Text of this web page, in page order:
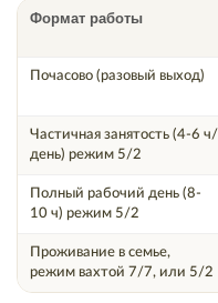
Формат работы
Почасово (разовый выход)
Частичная занятость (4-6 ч/
день) режим 5/2
Полный рабочий день (8-
10 ч) режим 5/2
Проживание в семье,
режим вахтой 7/7, или 5/2